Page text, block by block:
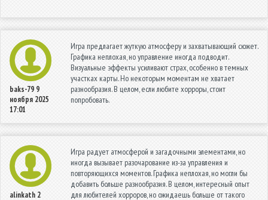
baks-79 9
ноября 2025
17:01
Игра предлагает жуткую атмосферу и захватывающий сюжет.
Графика неплохая, но управление иногда подводит.
Визуальные эффекты усиливают страх, особенно в темных
участках карты. Но некоторым моментам не хватает
разнообразия. В целом, если любите хорроры, стоит
попробовать.
alinkath 2
Игра радует атмосферой и загадочными элементами, но
иногда вызывает разочарование из-за управления и
повторяющихся моментов. Графика неплохая, но могли бы
добавить больше разнообразия. В целом, интересный опыт
для любителей хорроров, но ожидаешь больше от такого